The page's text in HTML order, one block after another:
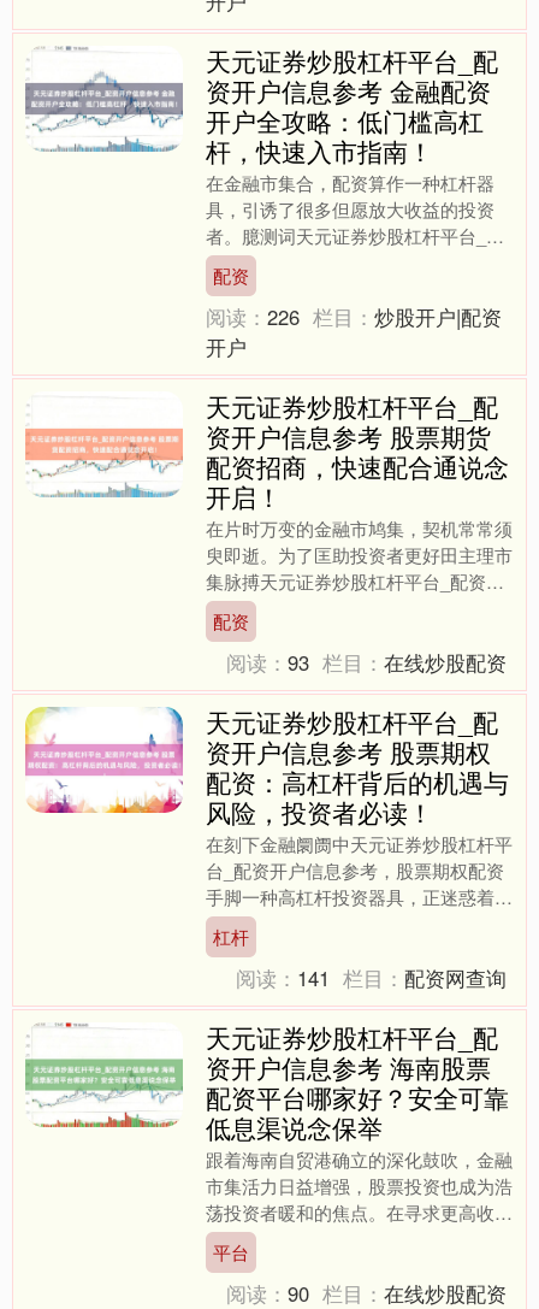
天元证券炒股杠杆平台_配
资开户信息参考 金融配资
开户全攻略：低门槛高杠
杆，快速入市指南！
在金融市集合，配资算作一种杠杆器
具，引诱了很多但愿放大收益的投资
者。臆测词天元证券炒股杠杆平台_配
资开户信息参考，高杠杆也意味着高风
险。本文将为您提供一份全面的....
配资
阅读：226 栏目：炒股开户|配资
开户
天元证券炒股杠杆平台_配
资开户信息参考 股票期货
配资招商，快速配合通说念
开启！
在片时万变的金融市鸠集，契机常常须
臾即逝。为了匡助投资者更好田主理市
集脉搏天元证券炒股杠杆平台_配资开
户信息参考，咱们认真开启**股票期货
配资招商快速配合通说念....
配资
阅读：93 栏目：在线炒股配资
天元证券炒股杠杆平台_配
资开户信息参考 股票期权
配资：高杠杆背后的机遇与
风险，投资者必读！
在刻下金融阛阓中天元证券炒股杠杆平
台_配资开户信息参考，股票期权配资
手脚一种高杠杆投资器具，正迷惑着越
来越多投资者的眼神。它如团结把双刃
剑，既可能带来丰厚呈文，....
杠杆
阅读： 141 栏目：配资网查询
天元证券炒股杠杆平台_配
资开户信息参考 海南股票
配资平台哪家好？安全可靠
低息渠说念保举
跟着海南自贸港确立的深化鼓吹，金融
市集活力日益增强，股票投资也成为浩
荡投资者暖和的焦点。在寻求更高收益
的同期，不少投资者将眼神投向了股票
配资。联系词天元证券炒股....
平台
阅读：90 栏目：在线炒股配资